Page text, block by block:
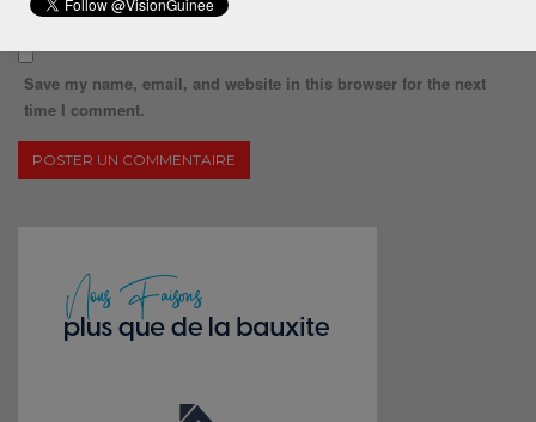
Save my name, email, and website in this browser for the next
time I comment.